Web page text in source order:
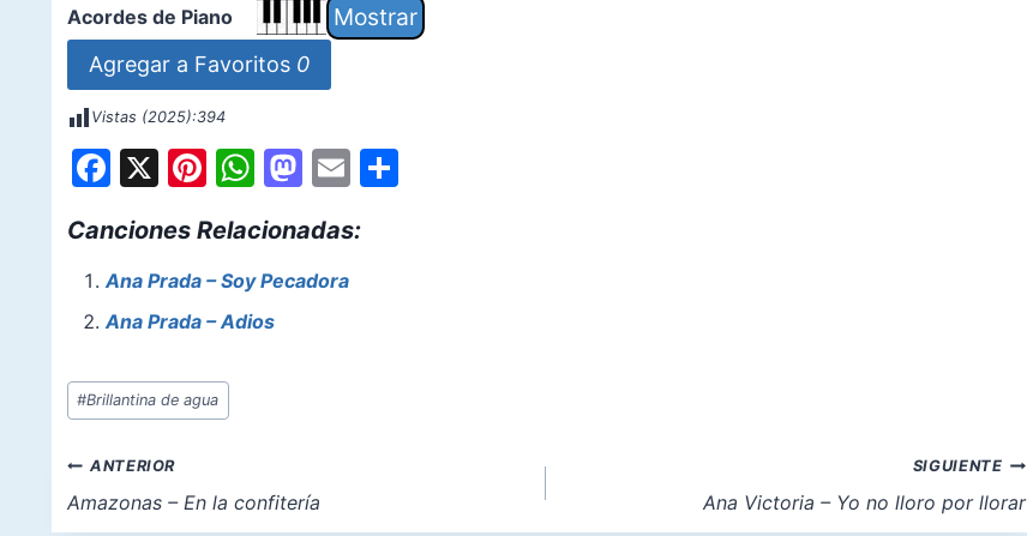
Acordes de Piano
Agregar a Favoritos 0
Vistas (2025):394
F
c
e
b
o
k
X Pi
er
e
st
W
at
s
A
M
st
o
E
ai
S
Canciones Relacionadas:
Ana Prada – Soy Pecadora
Ana Prada – Adios
Etiquetas
de
entrada:
#Brillantina de agua
Navegación
de
ANTERIOR
Amazonas – En la confitería
SIGUIENTE
Ana Victoria – Yo no lloro por llorar